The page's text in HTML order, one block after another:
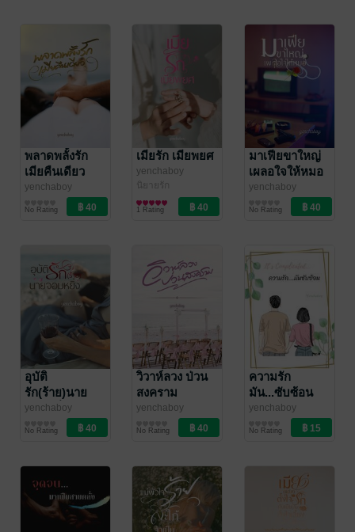
พลาดพลั้งรัก
เมียคืนเดียว
yenchaboy
นิยายรักวัยรุ่น
No Rating
เมียรัก เมียพยศ
yenchaboy
นิยายรัก
1 Rating
มาเฟียขาใหญ่
เผลอใจให้หมอ
yenchaboy
นิยายรักวัยรุ่น
No Rating
อุบัติ
รัก(ร้าย)นาย
จอมหยิ่ง
yenchaboy
นิยายรักวัยรุ่น
No Rating
วิวาห์ลวง ป่วน
สงคราม
yenchaboy
นิยายรักวัยรุ่น
No Rating
ความรัก
มัน...ซับซ้อน
It's
Complicated
yenchaboy
นิยายรักวัยรุ่น
No Rating